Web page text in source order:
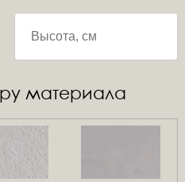
материала